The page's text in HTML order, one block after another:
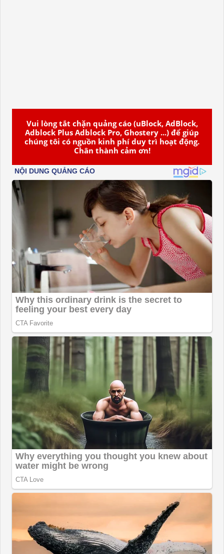
Vui lòng tắt chặn quảng cáo (uBlock, AdBlock,
Adblock Plus Adblock Pro, Ghostery ...) để giúp
chúng tôi có nguồn kinh phí duy trì hoạt động.
Chân thành cảm ơn!